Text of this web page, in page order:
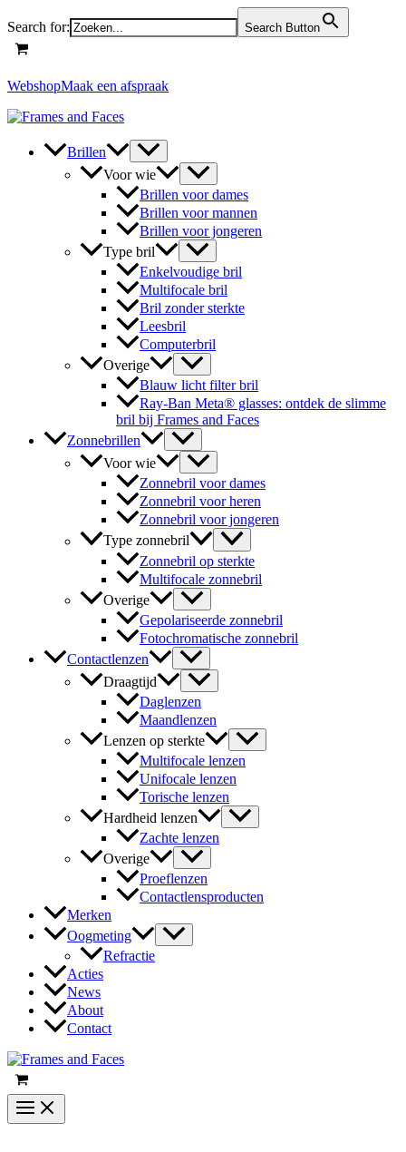
to
content
Search for: Search Button
WebshopMaak een afspraak
Brillen
Voor wie
Brillen voor dames
Brillen voor mannen
Brillen voor jongeren
Type bril
Enkelvoudige bril
Multifocale bril
Bril zonder sterkte
Leesbril
Computerbril
Overige
Blauw licht filter bril
Ray-Ban Meta® glasses: ontdek de slimme
bril bij Frames and Faces
Zonnebrillen
Voor wie
Zonnebril voor dames
Zonnebril voor heren
Zonnebril voor jongeren
Type zonnebril
Zonnebril op sterkte
Multifocale zonnebril
Overige
Gepolariseerde zonnebril
Fotochromatische zonnebril
Contactlenzen
Draagtijd
Daglenzen
Maandlenzen
Lenzen op sterkte
Multifocale lenzen
Unifocale lenzen
Torische lenzen
Hardheid lenzen
Zachte lenzen
Overige
Proeflenzen
Contactlensproducten
Merken
Oogmeting
Refractie
Acties
News
About
Contact